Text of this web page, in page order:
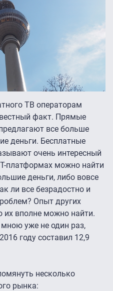
ТВ операторам
факт. Прямые
все больше
деньги. Бесплатные
очень интересный
платформах можно найти
деньги, либо вовсе
ли все безрадостно и
Опыт других
их вполне можно найти.
уже не один раз,
году составил 12,9
несколько
рынка: